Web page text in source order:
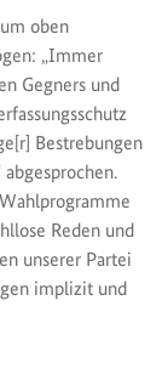
oben
„Immer
Gegners und
Bestrebungen
Reden und
unserer Partei
implizit und